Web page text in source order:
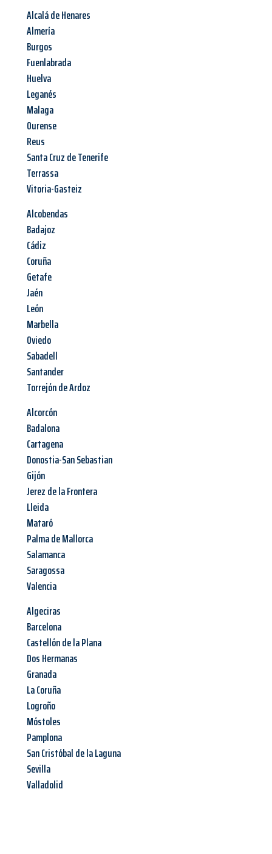
Alcalá de Henares
Almería
Burgos
Fuenlabrada
Huelva
Leganés
Malaga
Ourense
Reus
Santa Cruz de Tenerife
Terrassa
Vitoria-Gasteiz
Alcobendas
Badajoz
Cádiz
Coruña
Getafe
Jaén
León
Marbella
Oviedo
Sabadell
Santander
Torrejón de Ardoz
Alcorcón
Badalona
Cartagena
Donostia-San Sebastian
Gijón
Jerez de la Frontera
Lleida
Mataró
Palma de Mallorca
Salamanca
Saragossa
Valencia
Algeciras
Barcelona
Castellón de la Plana
Dos Hermanas
Granada
La Coruña
Logroño
Móstoles
Pamplona
San Cristóbal de la Laguna
Sevilla
Valladolid